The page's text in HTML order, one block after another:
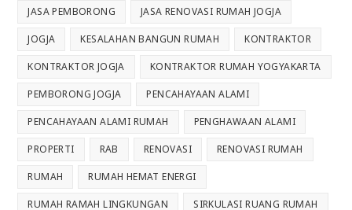
JASA PEMBORONG JASA RENOVASI RUMAH JOGJA
JOGJA KESALAHAN BANGUN RUMAH KONTRAKTOR
KONTRAKTOR JOGJA KONTRAKTOR RUMAH YOGYAKARTA
PEMBORONG JOGJA PENCAHAYAAN ALAMI
PENCAHAYAAN ALAMI RUMAH PENGHAWAAN ALAMI
PROPERTI RAB RENOVASI RENOVASI RUMAH
RUMAH RUMAH HEMAT ENERGI
RUMAH RAMAH LINGKUNGAN SIRKULASI RUANG RUMAH